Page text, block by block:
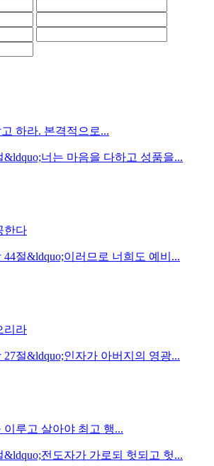
하라. 본격적으로...
&ldquo;너는 마음을 다하고 성품을...
한다
44절&ldquo;이러므로 너희도 예비...
리라
27절&ldquo;인자가 아버지의 영광...
이루고 살아야 최고 행...
&ldquo;전도자가 가로되 헛되고 헛...